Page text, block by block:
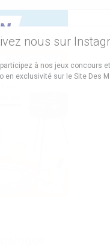
nous sur
à nos jeux concours
en exclusivité sur le Site Des